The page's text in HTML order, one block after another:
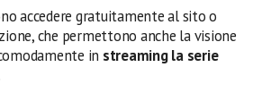
accedere gratuitamente al sito o
che permettono anche la visione
in streaming la serie